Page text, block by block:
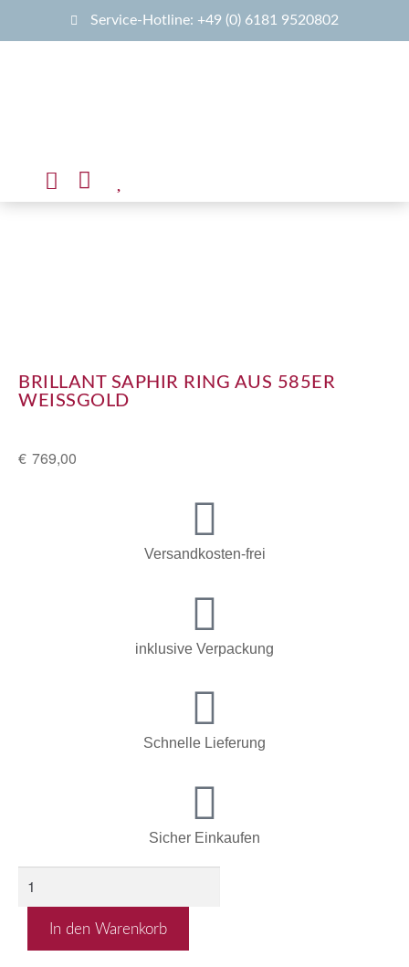
Service-Hotline: +49 (0) 6181 9520802
BRILLANT SAPHIR RING AUS 585ER
WEISSGOLD
€ 769,00
Versandkosten-frei
inklusive Verpackung
Schnelle Lieferung
Sicher Einkaufen
In den Warenkorb